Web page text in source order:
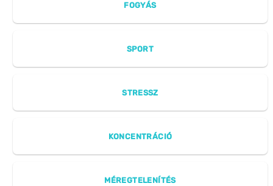
FOGYÁS
SPORT
STRESSZ
KONCENTRÁCIÓ
MÉREGTELENÍTÉS